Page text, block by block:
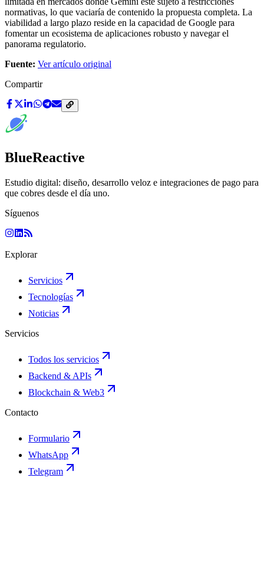
normativas, lo que vaciaría de contenido la propuesta completa. La
viabilidad a largo plazo reside en la capacidad de Google para
fomentar un ecosistema de aplicaciones robusto y navegar el
panorama regulatorio.
Fuente: Ver artículo original
Compartir
BlueReactive
Estudio digital: diseño, desarrollo veloz e integraciones de pago para
que cobres desde el día uno.
Síguenos
Explorar
Servicios
Tecnologías
Noticias
Servicios
Todos los servicios
Backend & APIs
Blockchain & Web3
Contacto
Formulario
WhatsApp
Telegram